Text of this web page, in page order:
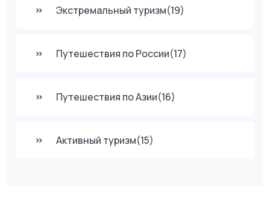
Экстремальный туризм(19)
Путешествия по России(17)
Путешествия по Азии(16)
Активный туризм(15)